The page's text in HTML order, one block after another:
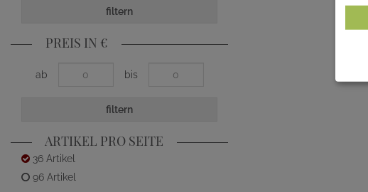
filtern
PREIS IN €
ab bis
filtern
ARTIKEL PRO SEITE
36 Artikel
96 Artikel